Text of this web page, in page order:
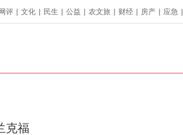
评 | 文化 | 民生 | 公益 | 农文旅 | 财经 | 房产 | 应急 |
克福